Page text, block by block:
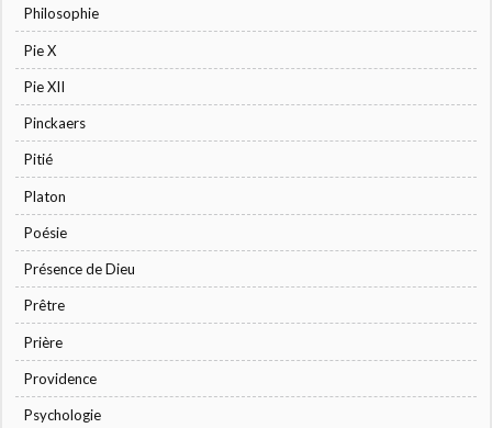
Philosophie
Pie X
Pie XII
Pinckaers
Pitié
Platon
Poésie
Présence de Dieu
Prêtre
Prière
Providence
Psychologie